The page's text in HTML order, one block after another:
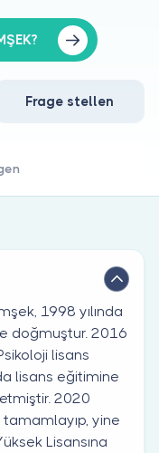
Frage stellen
1998 yılında
doğmuştur. 2016
lisans
lisans eğitimine
2020
yine
Lisansına